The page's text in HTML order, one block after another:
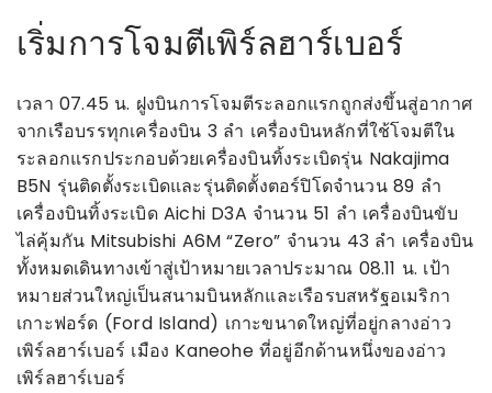
เริ่มการโจมตีเพิร์ลฮาร์เบอร์
เวลา 07.45 น. ฝูงบินการโจมตีระลอกแรกถูกส่งขึ้นสู่อากาศ
จากเรือบรรทุกเครื่องบิน 3 ลำ เครื่องบินหลักที่ใช้โจมตีใน
ระลอกแรกประกอบด้วยเครื่องบินทิ้งระเบิดรุ่น Nakajima
B5N รุ่นติดตั้งระเบิดและรุ่นติดตั้งตอร์ปิโดจำนวน 89 ลำ
เครื่องบินทิ้งระเบิด Aichi D3A จำนวน 51 ลำ เครื่องบินขับ
ไล่คุ้มกัน Mitsubishi A6M “Zero” จำนวน 43 ลำ เครื่องบิน
ทั้งหมดเดินทางเข้าสู่เป้าหมายเวลาประมาณ 08.11 น. เป้า
หมายส่วนใหญ่เป็นสนามบินหลักและเรือรบสหรัฐอเมริกา
เกาะฟอร์ด (Ford Island) เกาะขนาดใหญ่ที่อยู่กลางอ่าว
เพิร์ลฮาร์เบอร์ เมือง Kaneohe ที่อยู่อีกด้านหนึ่งของอ่าว
เพิร์ลฮาร์เบอร์